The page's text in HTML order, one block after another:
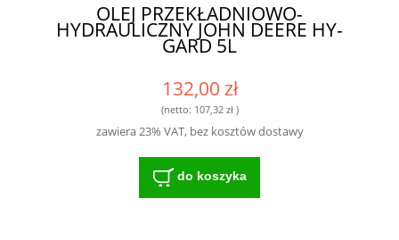
OLEJ PRZEKŁADNIOWO-
HYDRAULICZNY JOHN DEERE HY-
GARD 5L
132,00 zł
(netto: 107,32 zł)
zawiera 23% VAT, bez kosztów dostawy
do koszyka